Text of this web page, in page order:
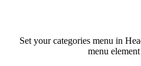
Set your categories menu in
menu